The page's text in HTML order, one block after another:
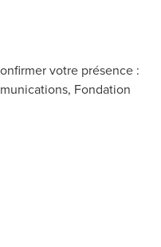
votre présence :
Fondation